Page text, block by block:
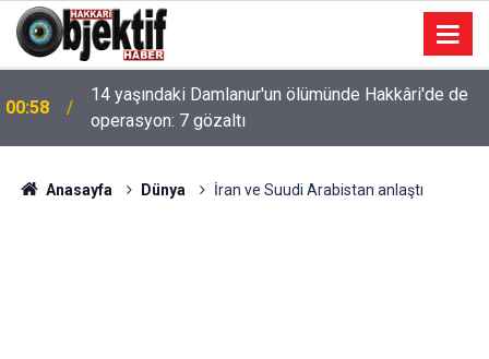
00:58
14 yaşındaki Damlanur'un ölümünde Hakkâri'de de
operasyon: 7 gözaltı
Anasayfa Dünya İran ve Suudi Arabistan anlaştı